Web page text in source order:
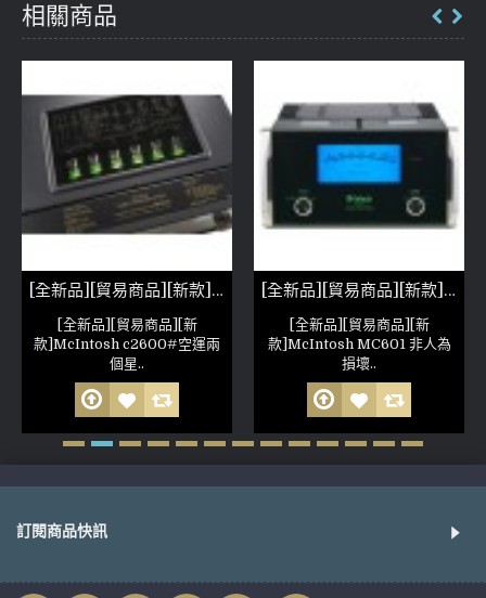
相關商品
[全新品][貿易商品][新款]McIntosh c2600
[全新品][貿易商品][新
款]McIntosh c2600#空運兩
個星..
[全新品][貿易商品][新款]McIntosh MC601PAIR 非人為損壞 公司保固六個月
[全新品][貿易商品][新
款]McIntosh MC601 非人為
損壞..
訂閱商品快訊